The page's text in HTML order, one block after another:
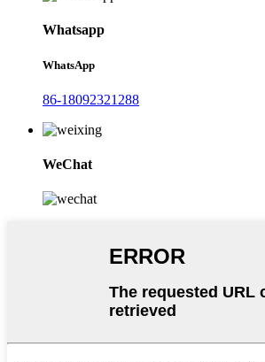
Whatsapp
WhatsApp
86-18092321288
WeChat